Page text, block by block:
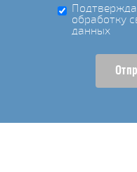
обработку
данных